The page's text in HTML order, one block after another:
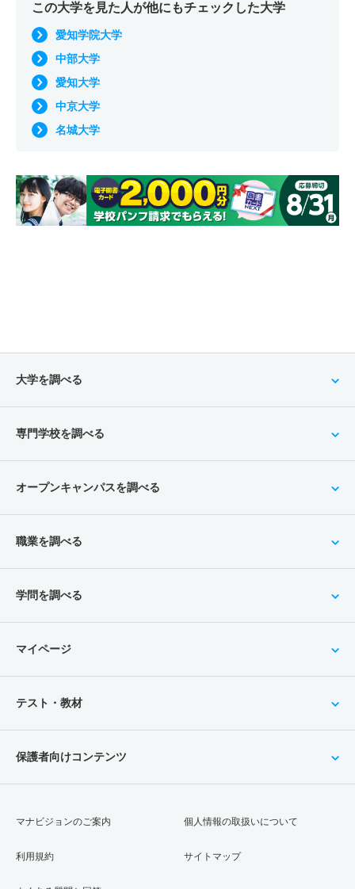
この大学を見た人が他にもチェックした大学
愛知学院大学
中部大学
愛知大学
中京大学
名城大学
大学を調べる
専門学校を調べる
オープンキャンパスを調べる
職業を調べる
学問を調べる
マイページ
テスト・教材
保護者向けコンテンツ
マナビジョンのご案内
利用規約
個人情報の取扱いについて
サイトマップ